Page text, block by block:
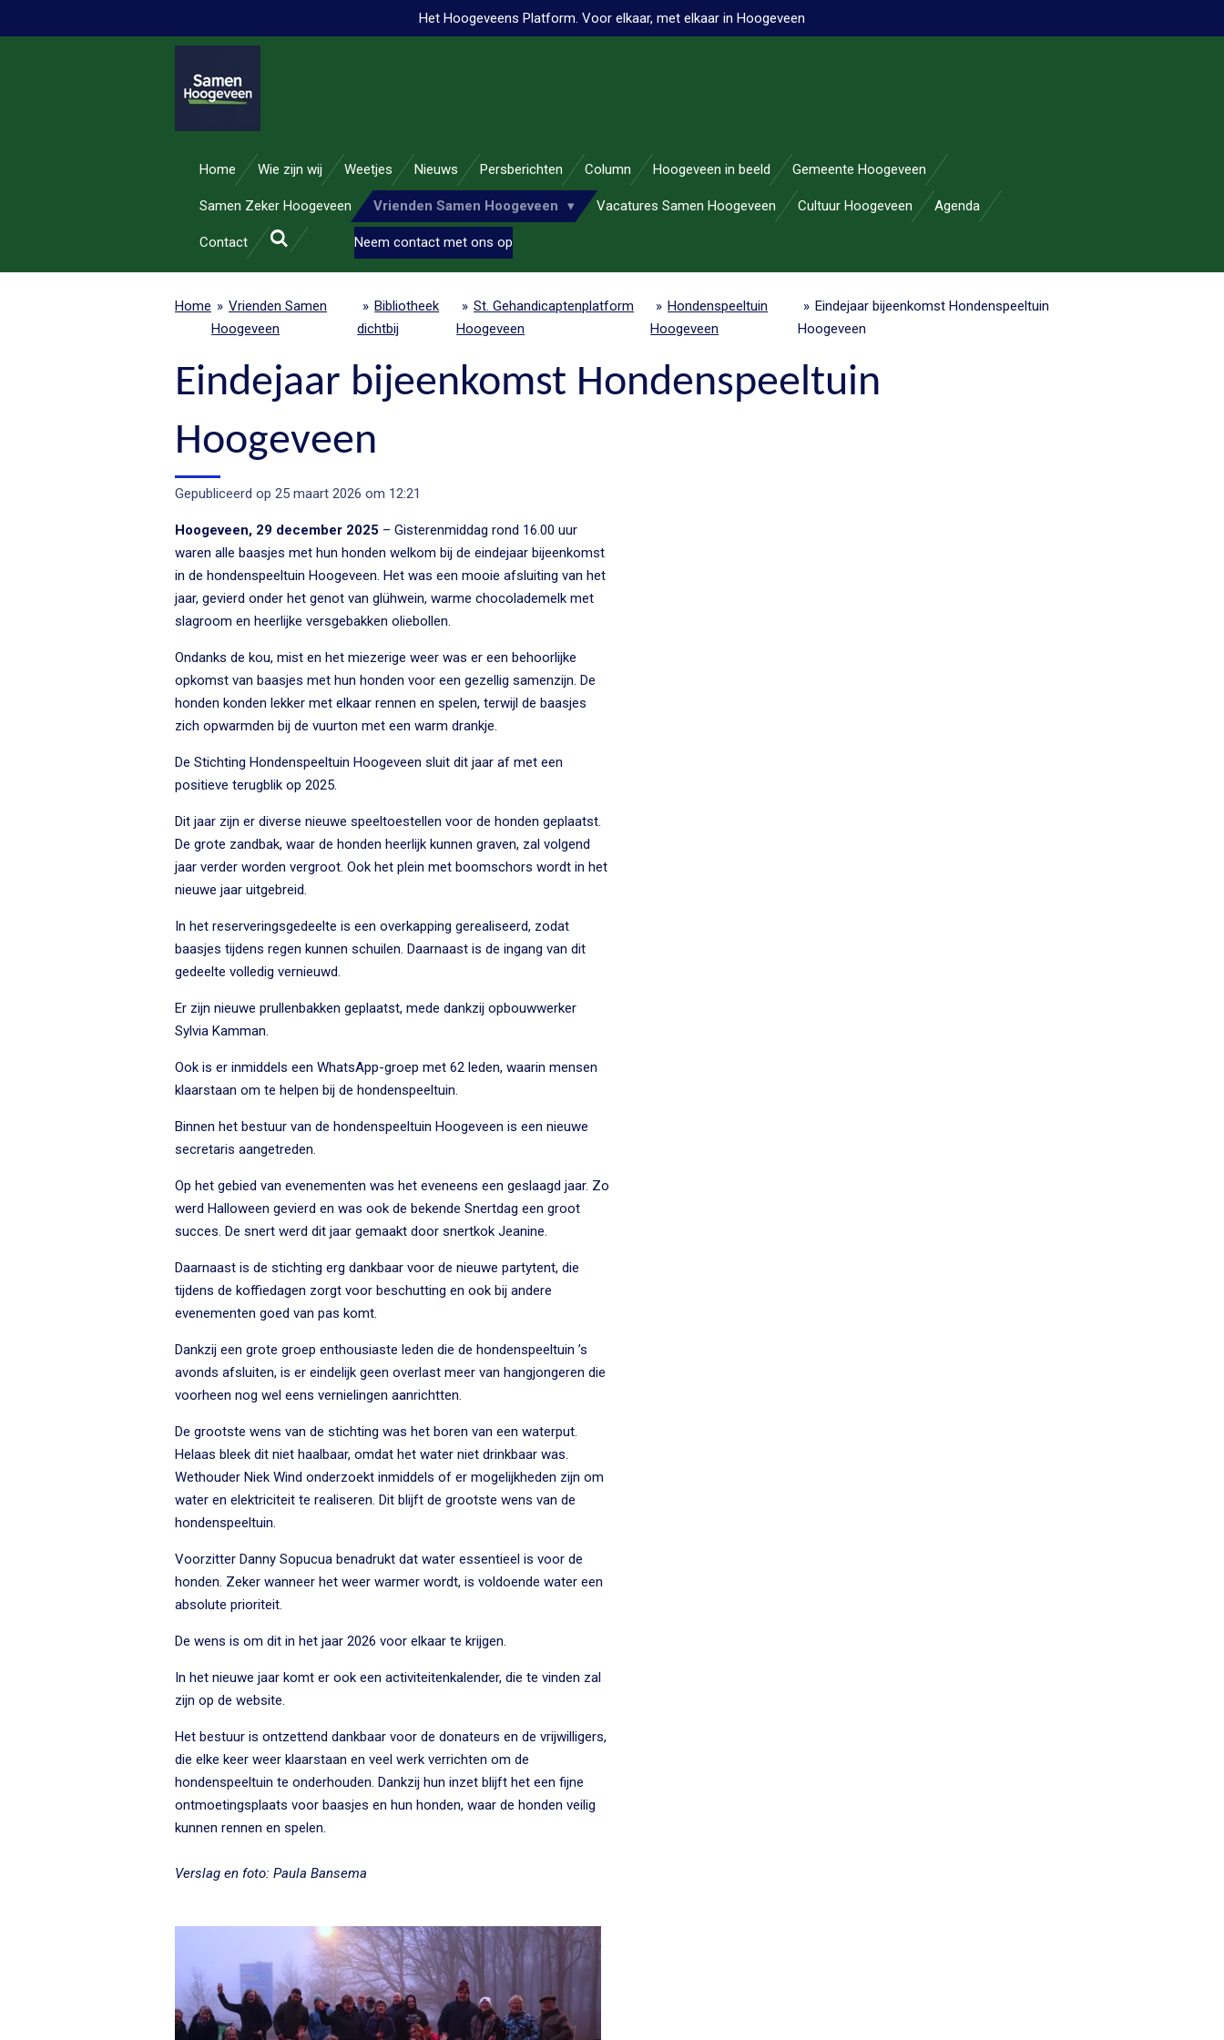
Het Hoogeveens Platform. Voor elkaar, met elkaar in Hoogeveen
Home Wie zijn wij Weetjes Nieuws Persberichten Column Hoogeveen in beeld Gemeente Hoogeveen
Samen Zeker Hoogeveen Vrienden Samen Hoogeveen Vacatures Samen Hoogeveen Cultuur Hoogeveen Agenda
Contact Neem contact met ons op
Home » Vrienden Samen
Hoogeveen
» Bibliotheek
dichtbij
» St. Gehandicaptenplatform
Hoogeveen
» Hondenspeeltuin
Hoogeveen
» Eindejaar bijeenkomst Hondenspeeltuin
Hoogeveen
Eindejaar bijeenkomst Hondenspeeltuin
Hoogeveen
Gepubliceerd op 25 maart 2026 om 12:21
Hoogeveen, 29 december 2025 – Gisterenmiddag rond 16.00 uur
waren alle baasjes met hun honden welkom bij de eindejaar bijeenkomst
in de hondenspeeltuin Hoogeveen. Het was een mooie afsluiting van het
jaar, gevierd onder het genot van glühwein, warme chocolademelk met
slagroom en heerlijke versgebakken oliebollen.
Ondanks de kou, mist en het miezerige weer was er een behoorlijke
opkomst van baasjes met hun honden voor een gezellig samenzijn. De
honden konden lekker met elkaar rennen en spelen, terwijl de baasjes
zich opwarmden bij de vuurton met een warm drankje.
De Stichting Hondenspeeltuin Hoogeveen sluit dit jaar af met een
positieve terugblik op 2025.
Dit jaar zijn er diverse nieuwe speeltoestellen voor de honden geplaatst.
De grote zandbak, waar de honden heerlijk kunnen graven, zal volgend
jaar verder worden vergroot. Ook het plein met boomschors wordt in het
nieuwe jaar uitgebreid.
In het reserveringsgedeelte is een overkapping gerealiseerd, zodat
baasjes tijdens regen kunnen schuilen. Daarnaast is de ingang van dit
gedeelte volledig vernieuwd.
Er zijn nieuwe prullenbakken geplaatst, mede dankzij opbouwwerker
Sylvia Kamman.
Ook is er inmiddels een WhatsApp-groep met 62 leden, waarin mensen
klaarstaan om te helpen bij de hondenspeeltuin.
Binnen het bestuur van de hondenspeeltuin Hoogeveen is een nieuwe
secretaris aangetreden.
Op het gebied van evenementen was het eveneens een geslaagd jaar. Zo
werd Halloween gevierd en was ook de bekende Snertdag een groot
succes. De snert werd dit jaar gemaakt door snertkok Jeanine.
Daarnaast is de stichting erg dankbaar voor de nieuwe partytent, die
tijdens de koffiedagen zorgt voor beschutting en ook bij andere
evenementen goed van pas komt.
Dankzij een grote groep enthousiaste leden die de hondenspeeltuin ’s
avonds afsluiten, is er eindelijk geen overlast meer van hangjongeren die
voorheen nog wel eens vernielingen aanrichtten.
De grootste wens van de stichting was het boren van een waterput.
Helaas bleek dit niet haalbaar, omdat het water niet drinkbaar was.
Wethouder Niek Wind onderzoekt inmiddels of er mogelijkheden zijn om
water en elektriciteit te realiseren. Dit blijft de grootste wens van de
hondenspeeltuin.
Voorzitter Danny Sopucua benadrukt dat water essentieel is voor de
honden. Zeker wanneer het weer warmer wordt, is voldoende water een
absolute prioriteit.
De wens is om dit in het jaar 2026 voor elkaar te krijgen.
In het nieuwe jaar komt er ook een activiteitenkalender, die te vinden zal
zijn op de website.
Het bestuur is ontzettend dankbaar voor de donateurs en de vrijwilligers,
die elke keer weer klaarstaan en veel werk verrichten om de
hondenspeeltuin te onderhouden. Dankzij hun inzet blijft het een fijne
ontmoetingsplaats voor baasjes en hun honden, waar de honden veilig
kunnen rennen en spelen.
Verslag en foto: Paula Bansema